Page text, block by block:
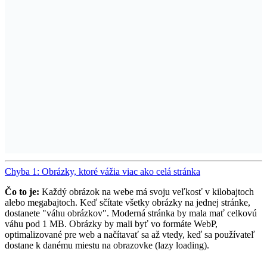
Chyba 1: Obrázky, ktoré vážia viac ako celá stránka
Čo to je: Každý obrázok na webe má svoju veľkosť v kilobajtoch
alebo megabajtoch. Keď sčítate všetky obrázky na jednej stránke,
dostanete "váhu obrázkov". Moderná stránka by mala mať celkovú
váhu pod 1 MB. Obrázky by mali byť vo formáte WebP,
optimalizované pre web a načítavať sa až vtedy, keď sa používateľ
dostane k danému miestu na obrazovke (lazy loading).